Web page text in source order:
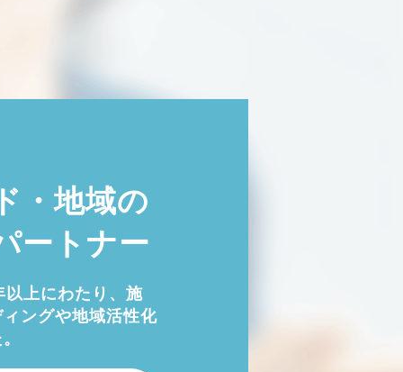
・地域の
ートナー
上にわたり、施
ングや地域活性化